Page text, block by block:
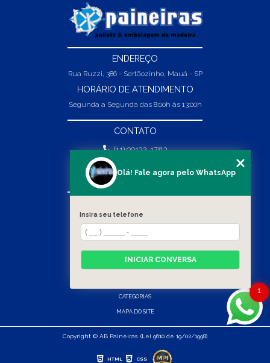
ENDEREÇO
Rua Ruzzi, 386 - Sertãozinho, Mauá - SP
HORÁRIO DE ATENDIMENTO
Segunda a Segunda das 8:00h às 13:00h
CONTATO
(11) 99132-1783
(11) 99132-1783
vendas@abpaineiras.com.br
SOBRE NÓS
PRODUTOS
CATEGORIAS
MAPA DO SITE
Copyright © AB Paineiras. (Lei 9610 de 19/02/1998)
HTML CSS
1
Olá! Fale agora pelo WhatsApp
Insira seu telefone
INICIAR CONVERSA